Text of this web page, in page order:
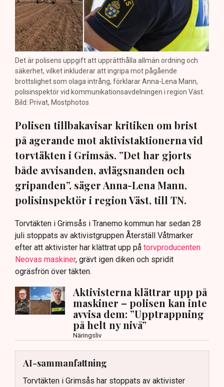
Det är polisens uppgift att upprätthålla allmän ordning och
säkerhet, vilket inkluderar att ingripa mot pågående
brottslighet som olaga intrång, förklarar Anna-Lena Mann,
polisinspektör vid kommunikationsavdelningen i region Väst.
Bild: Privat, Mostphotos
Polisen tillbakavisar kritiken om brist
på agerande mot aktivistaktionerna vid
torvtäkten i Grimsås. ”Det har gjorts
både avvisanden, avlägsnanden och
gripanden”, säger Anna-Lena Mann,
polisinspektör i region Väst, till TN.
Torvtäkten i Grimsås i Tranemo kommun har sedan 28
juli stoppats av aktivistgruppen Återställ Våtmarker
efter att aktivister har klättrat upp på torvproducenten
Neovas maskiner, grävt igen diken och spridit
ogräsfrön över täkten.
Aktivisterna klättrar upp på
maskiner – polisen kan inte
avvisa dem: ”Upptrappning
på helt ny nivå”
Näringsliv
AI-sammanfattning
Torvtäkten i Grimsås har stoppats av aktivister